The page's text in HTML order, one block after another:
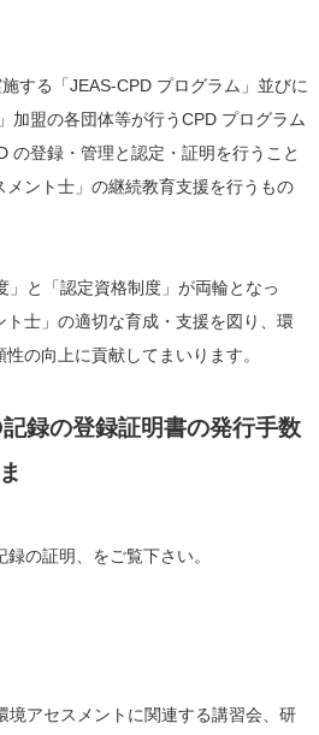
する「JEAS‐CPD プログラム」並びに
加盟の各団体等が行うCPD プログラム
の登録・管理と認定・証明を行うこと
メント士」の継続教育支援を行うもの
」と「認定資格制度」が両輪となっ
ト士」の適切な育成・支援を図り、環
の向上に貢献してまいります。
録の登録証明書の発行手数
の証明、をご覧下さい。
境アセスメントに関連する講習会、研